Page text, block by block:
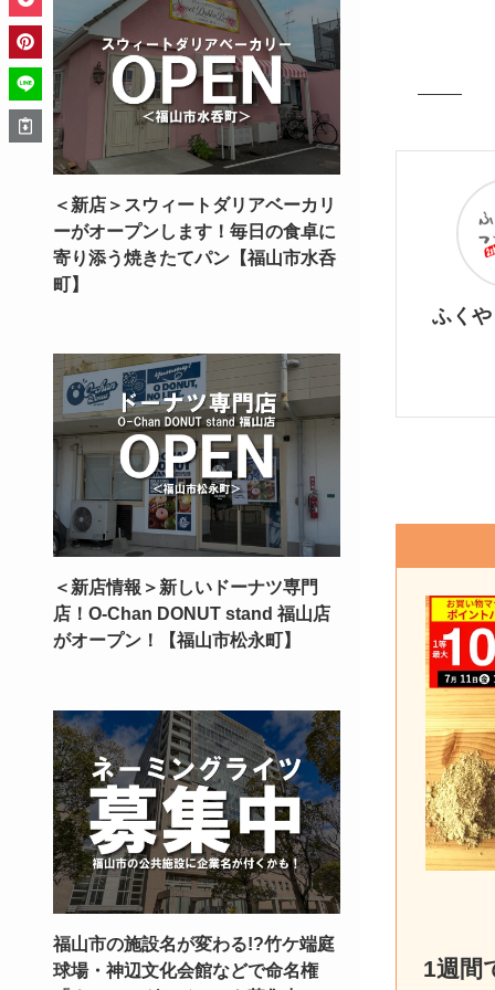
ふく
1週間
＜新店＞スウィートダリアベーカリ
ーがオープンします！毎日の食卓に
寄り添う焼きたてパン【福山市水呑
町】
＜新店情報＞新しいドーナツ専門
店！O-Chan DONUT stand 福山店
がオープン！【福山市松永町】
福山市の施設名が変わる!?竹ケ端庭
球場・神辺文化会館などで命名権